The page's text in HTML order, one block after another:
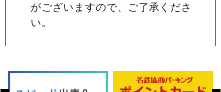
がございますので、ご了承くださ
い。